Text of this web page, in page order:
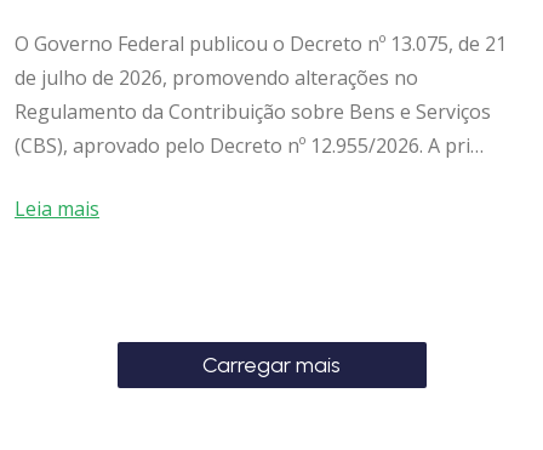
O Governo Federal publicou o Decreto nº 13.075, de 21
de julho de 2026, promovendo alterações no
Regulamento da Contribuição sobre Bens e Serviços
(CBS), aprovado pelo Decreto nº 12.955/2026. A pri…
Leia mais
Carregar mais